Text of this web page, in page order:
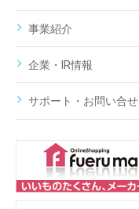
事業紹介
企業・IR情報
サポート・お問い合せ